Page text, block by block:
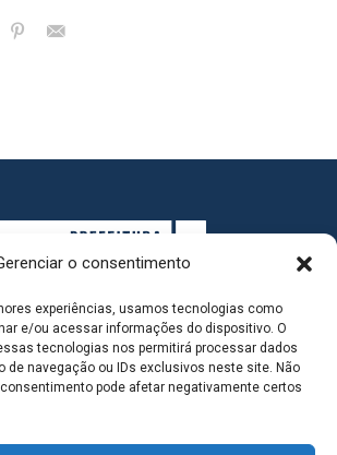
o consentimento
experiências, usamos tecnologias como
e/ou acessar informações do dispositivo. O
tecnologias nos permitirá processar dados
de navegação ou IDs exclusivos neste site. Não
pode afetar negativamente certos